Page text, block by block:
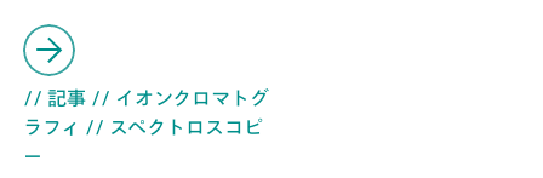
// 記事 // イオンクロマトグ
ラフィ
// スペクトロスコピ
ー